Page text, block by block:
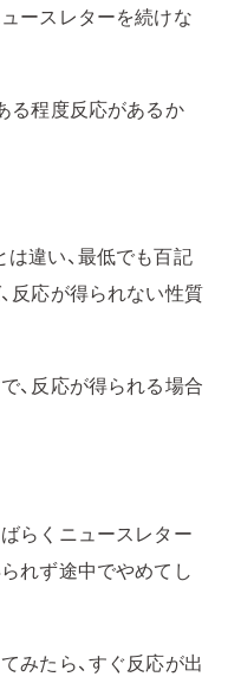
ースレターを続けな
る程度反応があるか
違い、最低でも百記
反応が得られない性質
、反応が得られる場合
らくニュースレター
れず途中でやめてし
みたら、すぐ反応が出